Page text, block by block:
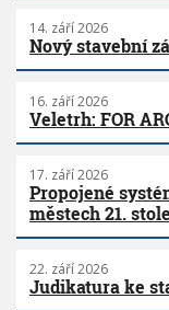
14. září 2026
Nový stavební
16. září 2026
Veletrh: FOR
17. září 2026
Propojené
městech 21.
22. září 2026
Judikatura ke